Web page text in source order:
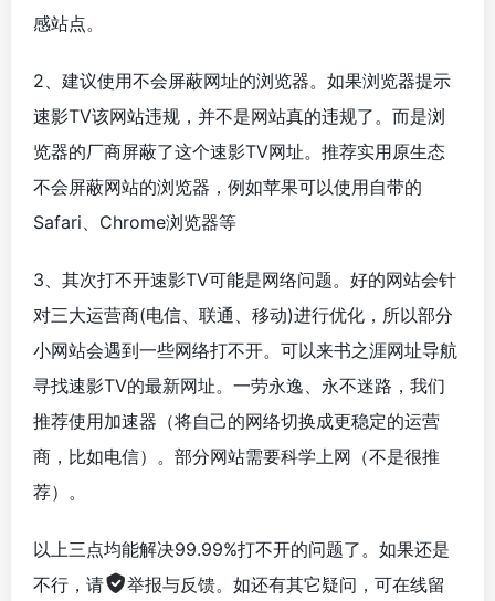
感站点。
2、建议使用不会屏蔽网址的浏览器。如果浏览器提示
速影TV该网站违规，并不是网站真的违规了。而是浏
览器的厂商屏蔽了这个速影TV网址。推荐实用原生态
不会屏蔽网站的浏览器，例如苹果可以使用自带的
Safari、Chrome浏览器等
3、其次打不开速影TV可能是网络问题。好的网站会针
对三大运营商(电信、联通、移动)进行优化，所以部分
小网站会遇到一些网络打不开。可以来书之涯网址导航
寻找速影TV的最新网址。一劳永逸、永不迷路，我们
推荐使用加速器（将自己的网络切换成更稳定的运营
商，比如电信）。部分网站需要科学上网（不是很推
荐）。
以上三点均能解决99.99%打不开的问题了。如果还是
不行，请
举报与反馈。如还有其它疑问，可在线留